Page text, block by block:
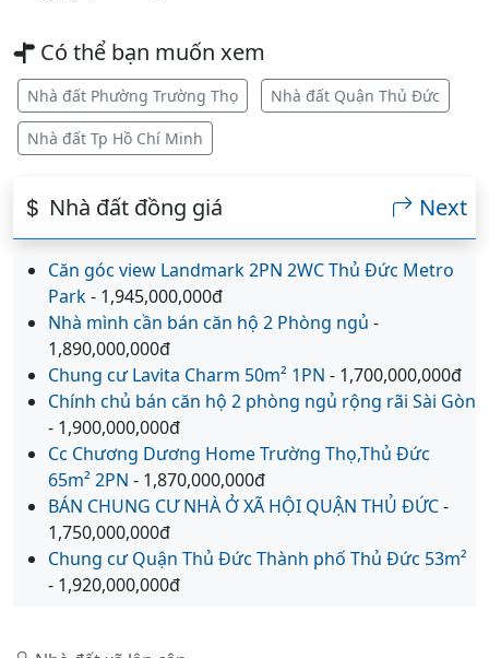
Có thể bạn muốn xem
Nhà đất Phường Trường Thọ Nhà đất Quận Thủ Đức
Nhà đất Tp Hồ Chí Minh
Nhà đất đồng giá Next
Căn góc view Landmark 2PN 2WC Thủ Đức Metro
Park- 1,945,000,000đ
Nhà mình cần bán căn hộ 2 Phòng ngủ -
1,890,000,000đ
Chung cư Lavita Charm 50m² 1PN - 1,700,000,000đ
Chính chủ bán căn hộ 2 phòng ngủ rộng rãi Sài Gòn
- 1,900,000,000đ
Cc Chương Dương Home Trường Thọ,Thủ Đức
65m² 2PN - 1,870,000,000đ
BÁN CHUNG CƯ NHÀ Ở XÃ HỘI QUẬN THỦ ĐỨC-
1,750,000,000đ
Chung cư Quận Thủ Đức Thành phố Thủ Đức 53m²
- 1,920,000,000đ